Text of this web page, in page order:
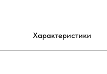
Характеристики